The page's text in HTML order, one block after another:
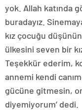
yok. Allah katında
buradayız.
kız çocuğu
ülkesini seven bir
Teşekkür ederim,
annemi kendi
gücüne gitmesin,
diyemiyorum’ dedi.